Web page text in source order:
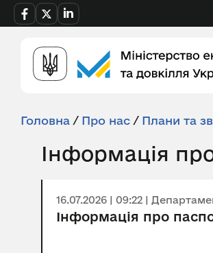
Головна / Про нас / Плани та
Інформація
16.07.2026 | 09:22 |
Інформація про